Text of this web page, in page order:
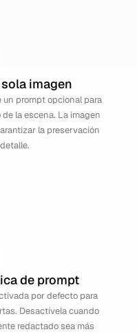
imagen
prompt opcional para
la escena. La imagen
la preservación
de prompt
por defecto para
Desactívela cuando
redactado sea más